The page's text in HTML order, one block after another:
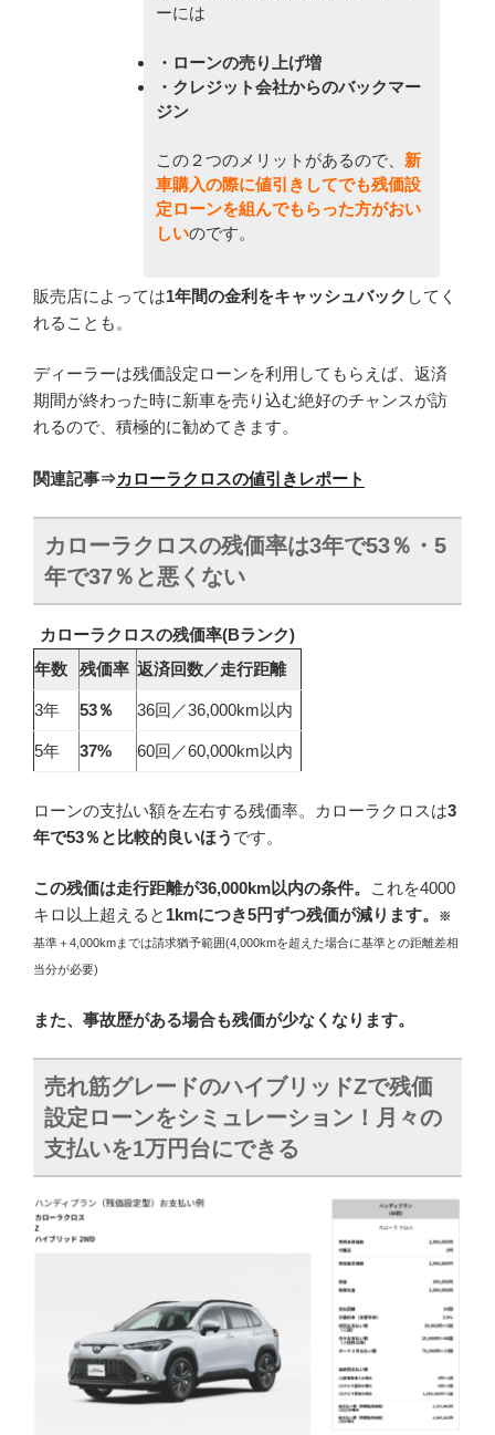
ーには
・ローンの売り上げ増
・クレジット会社からのバックマー
ジン
この２つのメリットがあるので、 新
車購入の際に値引きしてでも残価設
定ローンを組んでもらった方がおい
しいのです。
販売店によっては1年間の金利をキャッシュバック してく
れることも。
ディーラーは残価設定ローンを利用してもらえば、返済
期間が終わった時に新車を売り込む絶好のチャンスが訪
れるので、積極的に勧めてきます。
関連記事⇒カローラクロスの値引きレポート
カローラクロスの残価率は3年で53％・5
年で37％と悪くない
カローラクロスの残価率(Bランク)
年数
残価率 返済回数／走行距離
3年 53％ 36回／36,000km以内
5年 37% 60回／60,000km以内
ローンの支払い額を左右する残価率。カローラクロスは3
年で53％と比較的良いほう です。
この残価は走行距離が36,000km以内の条件。
これを4000
キロ以上超えると 1kmにつき5円ずつ残価が減ります。
※
基準＋4,000kmまでは請求猶予範囲(4,000kmを超えた場合に基準との距離差相
当分が必要)
また、事故歴がある場合も残価が少なくなります。
売れ筋グレードのハイブリッドZで残価
設定ローンをシミュレーション！月々の
支払いを1万円台にできる